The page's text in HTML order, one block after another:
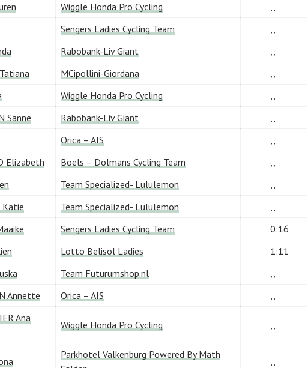
Wiggle Honda Pro Cycling
,,
Sengers Ladies Cycling Team
,,
Rabobank-Liv Giant
,,
MCipollini-Giordana
,,
Wiggle Honda Pro Cycling
,,
Sanne Rabobank-Liv Giant
,,
Orica – AIS
,,
Elizabeth Boels – Dolmans Cycling Team
,,
Team Specialized- Lululemon
,,
Katie Team Specialized- Lululemon
,,
Sengers Ladies Cycling Team
0:16
Lotto Belisol Ladies
1:11
Team Futurumshop.nl
,,
Annette Orica – AIS ,,
Ana
Wiggle Honda Pro Cycling ,,
Parkhotel Valkenburg Powered By Math
,,